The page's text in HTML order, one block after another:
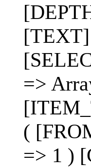
=>
(
=> 1 )